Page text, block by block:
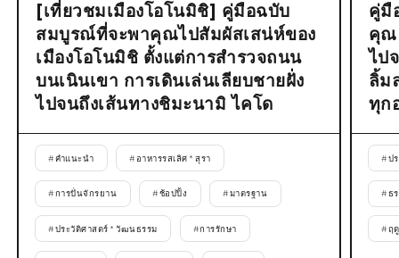
[เที่ยวชมเมืองโอโนมิชิ] คู่มือฉบับ
สมบูรณ์ที่จะพาคุณไปสัมผัสเสน่ห์ของ
เมืองโอโนมิชิ ตั้งแต่การสำรวจถนน
บนเนินเขา การเดินเล่นเลียบชายฝั่ง
ไปจนถึงเส้นทางชิมะนามิ ไคโด
#คำแนะนำ # อาหารรสเลิศ * สุรา
#การปั่นจักรยาน #ช้อปปิ้ง #มาตรฐาน
#ประวัติศาสตร์ * วัฒนธรรม #การรักษา
คู่มื
คุณ
ไป
ลิ้ม
ทุก
#ป
#ธ
#ฤ